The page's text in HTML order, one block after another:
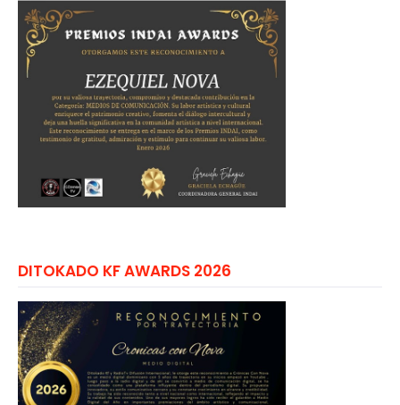
DITOKADO KF AWARDS 2026